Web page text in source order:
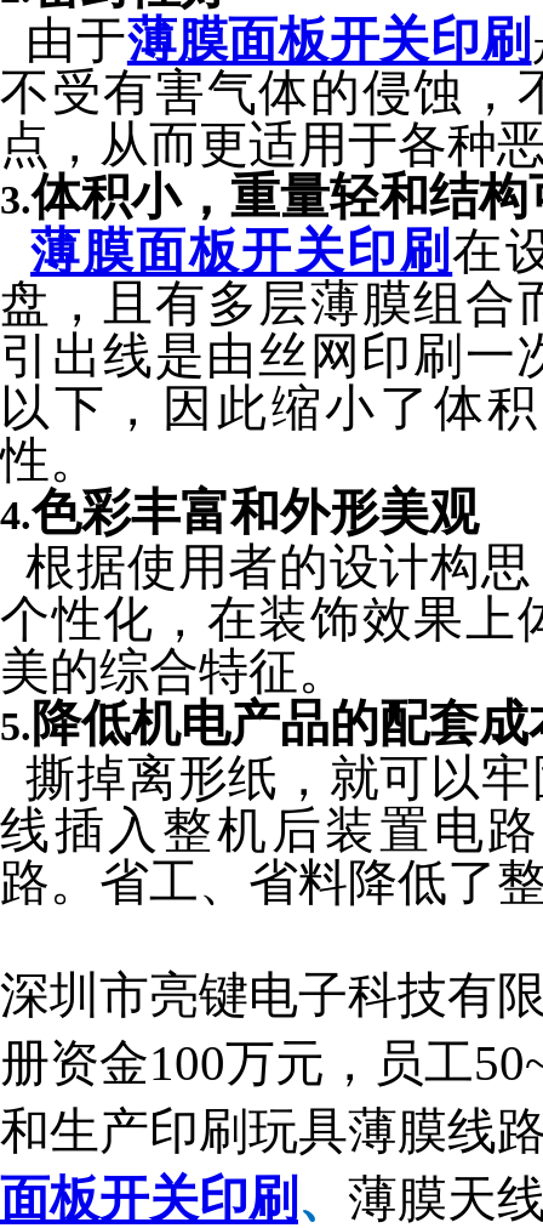
由于薄膜面板开关印刷
不受有害气体的侵蚀，
点，从而更适用于各种
3.体积小，重量轻和结构
薄膜面板开关印刷在
盘，且有多层薄膜组合
引出线是由丝网印刷一
以下，因此缩小了体
性。
4.色彩丰富和外形美观
根据使用者的设计构
个性化，在装饰效果上
美的综合特征。
5. 降低机电产品的配套成
撕掉离形纸，就可以
线插入整机后装置电
路。省工、省料降低了
深圳市亮键电子科技有
册资金100万元，员工
和生产印刷玩具薄膜线
面板开关印刷 、 薄膜天